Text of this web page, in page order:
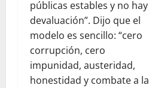
públicas estables y no hay
devaluación”. Dijo que el
modelo es sencillo: “cero
corrupción, cero
impunidad, austeridad,
honestidad y combate a la